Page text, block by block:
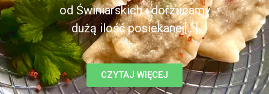
od Świniarskich i dorzucamy
dużą ilość posiekanej[...]
CZYTAJ WIĘCEJ